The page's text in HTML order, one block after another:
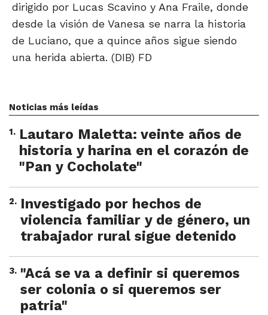
dirigido por Lucas Scavino y Ana Fraile, donde
desde la visión de Vanesa se narra la historia
de Luciano, que a quince años sigue siendo
una herida abierta. (DIB) FD
Noticias más leídas
1. Lautaro Maletta: veinte años de
historia y harina en el corazón de
"Pan y Cocholate"
2. Investigado por hechos de
violencia familiar y de género, un
trabajador rural sigue detenido
3. "Acá se va a definir si queremos
ser colonia o si queremos ser
patria"